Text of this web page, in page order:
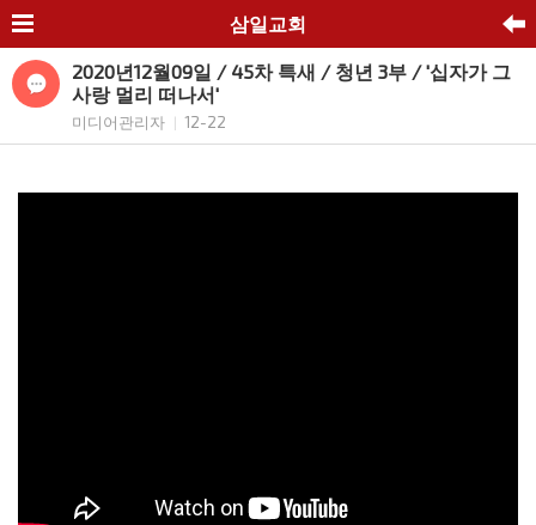
삼일교회
2020년12월09일 / 45차 특새 / 청년 3부 / '십자가 그
사랑 멀리 떠나서'
미디어관리자 12-22